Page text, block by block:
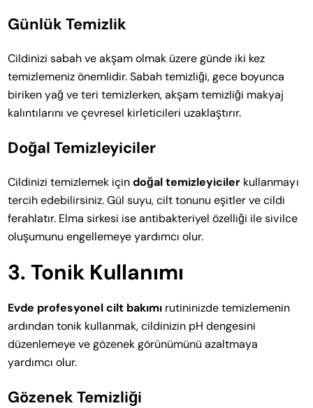
Günlük Temizlik
Cildinizi sabah ve akşam olmak üzere günde iki kez
temizlemeniz önemlidir. Sabah temizliği, gece boyunca
biriken yağ ve teri temizlerken, akşam temizliği makyaj
kalıntılarını ve çevresel kirleticileri uzaklaştırır.
Doğal Temizleyiciler
Cildinizi temizlemek içindoğal temizleyiciler kullanmayı
tercih edebilirsiniz. Gül suyu, cilt tonunu eşitler ve cildi
ferahlatır. Elma sirkesi ise antibakteriyel özelliği ile sivilce
oluşumunu engellemeye yardımcı olur.
3. Tonik Kullanımı
Evde profesyonel cilt bakımı rutininizde temizlemenin
ardından tonik kullanmak, cildinizin pH dengesini
düzenlemeye ve gözenek görünümünü azaltmaya
yardımcı olur.
Gözenek Temizliği